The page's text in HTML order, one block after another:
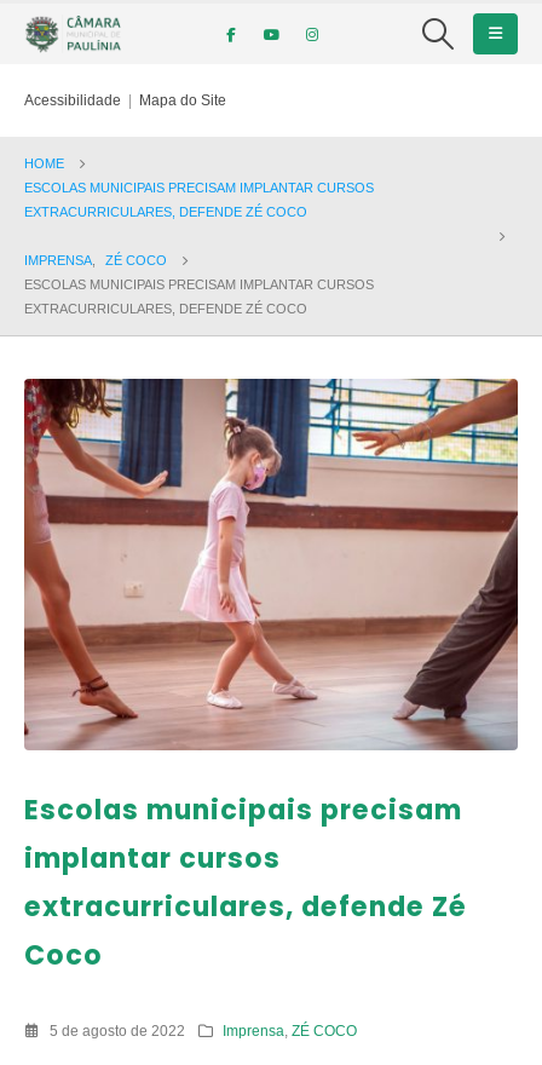
Acessibilidade | Mapa do Site
HOME
ESCOLAS MUNICIPAIS PRECISAM IMPLANTAR CURSOS
EXTRACURRICULARES, DEFENDE ZÉ COCO
IMPRENSA
ZÉ COCO
ESCOLAS MUNICIPAIS PRECISAM IMPLANTAR CURSOS
EXTRACURRICULARES, DEFENDE ZÉ COCO
Escolas municipais precisam
implantar cursos
extracurriculares, defende Zé
Coco
5 de agosto de 2022 Imprensa ,ZÉ COCO